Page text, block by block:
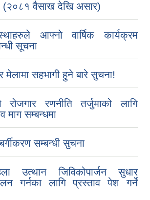
(२०८१ वैसाख देखि असार)
आफ्नो वार्षिक कार्यक्रम
सूचना
मेलामा सहभागी हुने बारे सुचना!
रोजगार रणनीति तर्जुमाको लागि
माग सम्बन्धमा
सम्बन्धी सुचना
उत्थान जिविकोपार्जन सुधार
गर्नका लागि प्रस्ताव पेश गर्ने